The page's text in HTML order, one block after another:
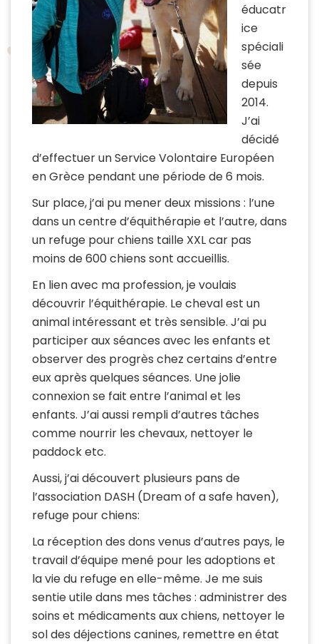
éducatr
ice
spéciali
sée
depuis
2014.
J’ai
décidé
d’effectuer un Service Volontaire Européen
en Grèce pendant une période de 6 mois.
Sur place, j’ai pu mener deux missions : l’une
dans un centre d’équithérapie et l’autre, dans
un refuge pour chiens taille XXL car pas
moins de 600 chiens sont accueillis.
En lien avec ma profession, je voulais
découvrir l’équithérapie. Le cheval est un
animal intéressant et très sensible. J’ai pu
participer aux séances avec les enfants et
observer des progrès chez certains d’entre
eux après quelques séances. Une jolie
connexion se fait entre l’animal et les
enfants. J’ai aussi rempli d’autres tâches
comme nourrir les chevaux, nettoyer le
paddock etc.
Aussi, j’ai découvert plusieurs pans de
l’association DASH (Dream of a safe haven),
refuge pour chiens:
La réception des dons venus d’autres pays, le
travail d’équipe mené pour les adoptions et
la vie du refuge en elle-même. Je me suis
sentie utile dans mes tâches : administrer des
soins et médicaments aux chiens, nettoyer le
sol des déjections canines, remettre en état